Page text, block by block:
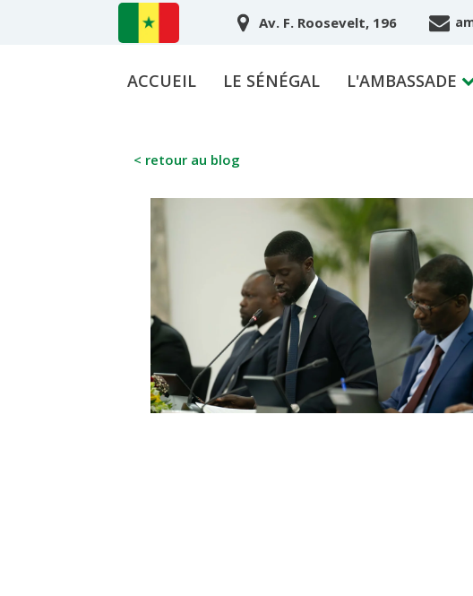
Av. F. Roosevelt, 196
ACCUEIL LE SÉNÉGAL L'AMBASSADE
< retour au blog